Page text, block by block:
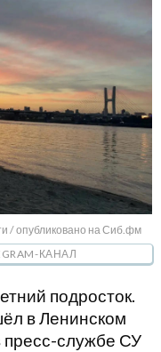
/ опубликовано на Сиб.фм
КАНАЛ
подросток.
в Ленинском
службе СУ